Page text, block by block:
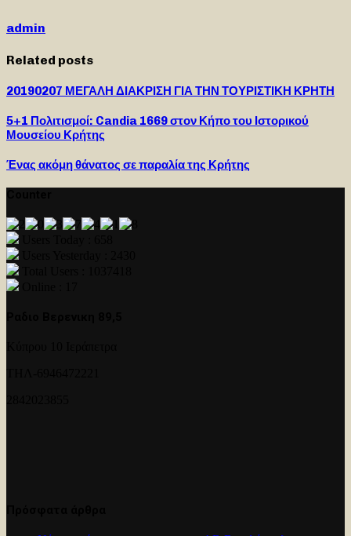
admin
Related posts
20190207 ΜΕΓΑΛΗ ΔΙΑΚΡΙΣΗ ΓΙΑ ΤΗΝ ΤΟΥΡΙΣΤΙΚΗ ΚΡΗΤΗ
5+1 Πολιτισμοί: Candia 1669 στον Κήπο του Ιστορικού
Μουσείου Κρήτης
Ένας ακόμη θάνατος σε παραλία της Κρήτης